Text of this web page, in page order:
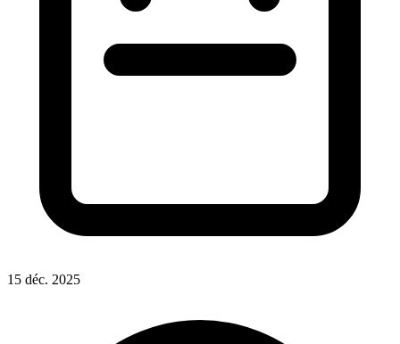
15 déc. 2025